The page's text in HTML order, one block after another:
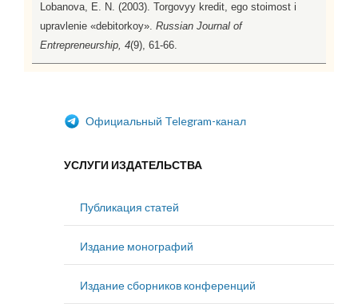
Lobanova, E. N. (2003). Torgovyy kredit, ego stoimost i
upravlenie «debitorkoy». Russian Journal of
Entrepreneurship, 4(9), 61-66.
Официальный Telegram-канал
УСЛУГИ ИЗДАТЕЛЬСТВА
Публикация статей
Издание монографий
Издание сборников конференций